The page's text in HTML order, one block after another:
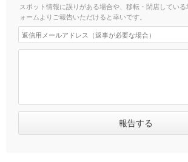
スポット情報に誤りがある場合や、移転・閉店してい
ォームよりご報告いただけると幸いです。